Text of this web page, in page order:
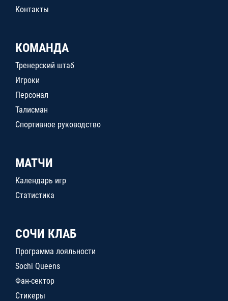
Контакты
КОМАНДА
Тренерский штаб
Игроки
Персонал
Талисман
Спортивное руководство
МАТЧИ
Календарь игр
Статистика
СОЧИ КЛАБ
Программа лояльности
Sochi Queens
Фан-сектор
Стикеры